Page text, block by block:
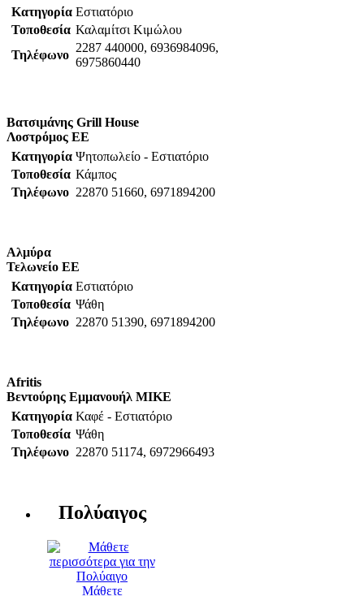
Κατηγορία Εστιατόριο
Τοποθεσία Καλαμίτσι Κιμώλου
Τηλέφωνο
2287 440000, 6936984096,
6975860440
Βατσιμάνης Grill House
Λοστρόμος ΕΕ
Κατηγορία Ψητοπωλείο - Εστιατόριο
Τοποθεσία Κάμπος
Τηλέφωνο 22870 51660, 6971894200
Αλμύρα
Τελωνείο ΕΕ
Κατηγορία Εστιατόριο
Τοποθεσία Ψάθη
Τηλέφωνο 22870 51390, 6971894200
Afritis
Βεντούρης Εμμανουήλ ΜΙΚΕ
Κατηγορία Καφέ - Εστιατόριο
Τοποθεσία Ψάθη
Τηλέφωνο 22870 51174, 6972966493
Πολύαιγος
Μάθετε